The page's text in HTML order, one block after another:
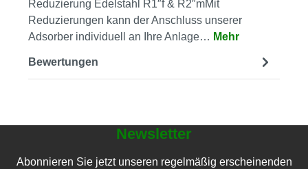
Reduzierung Edelstahl R1″f & R2″mMit
Reduzierungen kann der Anschluss unserer
Adsorber individuell an Ihre Anlage… Mehr
Bewertungen
Newsletter
Abonnieren Sie jetzt unseren regelmäßig erscheinenden